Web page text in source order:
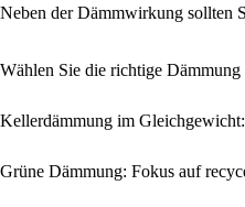
Neben der Dämmwirkung sollten
Wählen Sie die richtige
Kellerdämmung im
Grüne Dämmung: Fokus auf